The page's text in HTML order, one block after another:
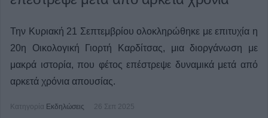
Την Κυριακή 21 Σεπτεμβρίου ολοκληρώθηκε με επιτυχία η
20η Οικολογική Γιορτή Καρδίτσας, μια διοργάνωση με
μακρά ιστορία, που φέτος επέστρεψε δυναμικά μετά από
αρκετά χρόνια απουσίας.
Κατηγορία Εκδηλώσεις 26 Σεπ 2025